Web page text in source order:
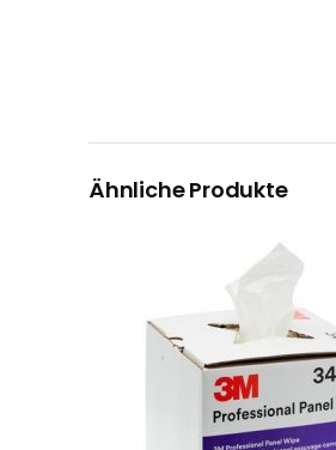
Ähnliche Produkte